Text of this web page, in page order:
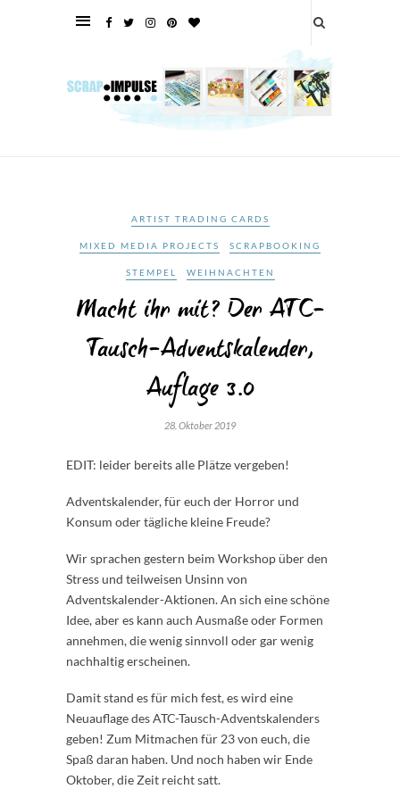
ARTIST TRADING CARDS
MIXED MEDIA PROJECTS SCRAPBOOKING
STEMPEL WEIHNACHTEN
Macht ihr mit? Der ATC-
Tausch-Adventskalender,
Auflage 3.0
28. Oktober 2019
EDIT: leider bereits alle Plätze vergeben!
Adventskalender, für euch der Horror und
Konsum oder tägliche kleine Freude?
Wir sprachen gestern beim Workshop über den
Stress und teilweisen Unsinn von
Adventskalender-Aktionen. An sich eine schöne
Idee, aber es kann auch Ausmaße oder Formen
annehmen, die wenig sinnvoll oder gar wenig
nachhaltig erscheinen.
Damit stand es für mich fest, es wird eine
Neuauflage des ATC-Tausch-Adventskalenders
geben! Zum Mitmachen für 23 von euch, die
Spaß daran haben. Und noch haben wir Ende
Oktober, die Zeit reicht satt.